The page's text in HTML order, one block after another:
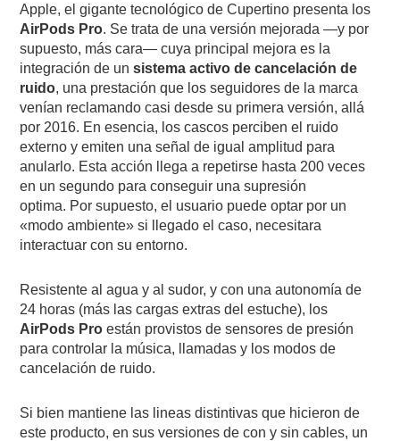
Apple, el gigante tecnológico de Cupertino presenta los
AirPods Pro. Se trata de una versión mejorada —y por
supuesto, más cara— cuya principal mejora es la
integración de unsistema activo de cancelación de
ruido, una prestación que los seguidores de la marca
venían reclamando casi desde su primera versión, allá
por 2016. En esencia, los cascos perciben el ruido
externo y emiten una señal de igual amplitud para
anularlo. Esta acción llega a repetirse hasta 200 veces
en un segundo para conseguir una supresión
optima. Por supuesto, el usuario puede optar por un
«modo ambiente» si llegado el caso, necesitara
interactuar con su entorno.
Resistente al agua y al sudor, y con una autonomía de
24 horas (más las cargas extras del estuche), los
AirPods Pro están provistos de sensores de presión
para controlar la música, llamadas y los modos de
cancelación de ruido.
Si bien mantiene las lineas distintivas que hicieron de
este producto, en sus versiones de con y sin cables, un